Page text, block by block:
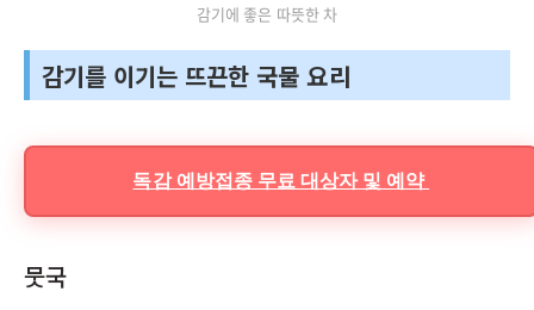
감기에 좋은 따뜻한 차
감기를 이기는 뜨끈한 국물 요리
독감 예방접종 무료 대상자 및 예약
뭇국